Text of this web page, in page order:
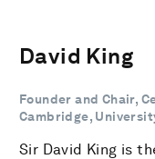
David King
Founder and Chair,
Cambridge,
Sir David King is